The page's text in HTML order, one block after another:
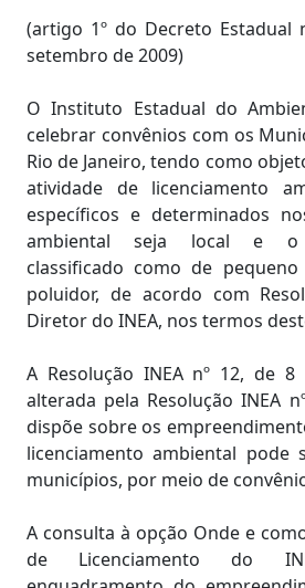
(artigo 1º do Decreto Estadual
setembro de 2009)
O Instituto Estadual do
celebrar convênios com os
Rio de Janeiro, tendo como
atividade de licenciamento
específicos e determinados
ambiental seja local e o
classificado como de
poluidor, de acordo com
Diretor do INEA, nos termos
A Resolução INEA nº 12, de
alterada pela Resolução INEA
dispõe sobre os
licenciamento ambiental pode
municípios, por meio de
A consulta à opção Onde e
de Licenciamento do